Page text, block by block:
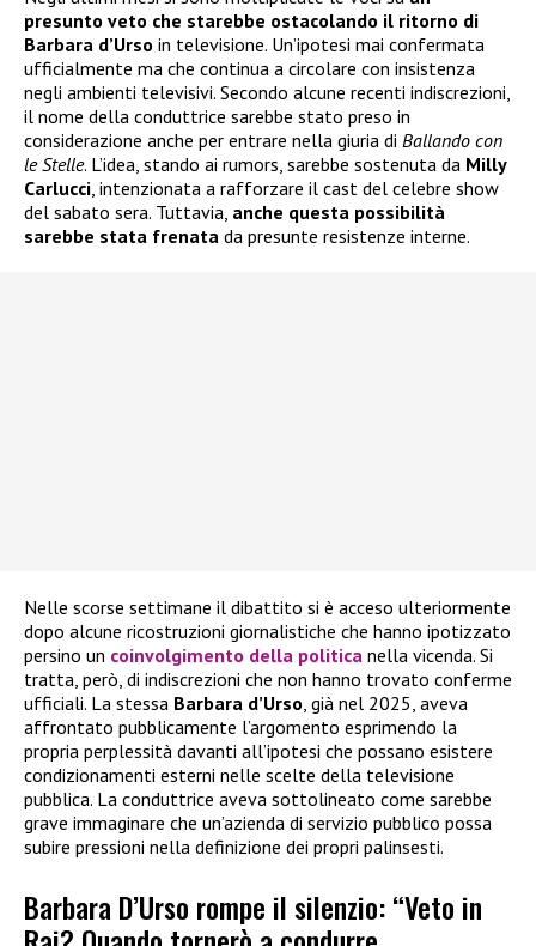
presunto veto che starebbe ostacolando il ritorno di
Barbara d’Urso in televisione. Un’ipotesi mai confermata
ufficialmente ma che continua a circolare con insistenza
negli ambienti televisivi. Secondo alcune recenti indiscrezioni,
il nome della conduttrice sarebbe stato preso in
considerazione anche per entrare nella giuria di Ballando con
le Stelle. L’idea, stando ai rumors, sarebbe sostenuta da Milly
Carlucci , intenzionata a rafforzare il cast del celebre show
del sabato sera. Tuttavia, anche questa possibilità
sarebbe stata frenata da presunte resistenze interne.
Nelle scorse settimane il dibattito si è acceso ulteriormente
dopo alcune ricostruzioni giornalistiche che hanno ipotizzato
persino un coinvolgimento della politica nella vicenda. Si
tratta, però, di indiscrezioni che non hanno trovato conferme
ufficiali. La stessa Barbara d’Urso , già nel 2025, aveva
affrontato pubblicamente l’argomento esprimendo la
propria perplessità davanti all’ipotesi che possano esistere
condizionamenti esterni nelle scelte della televisione
pubblica. La conduttrice aveva sottolineato come sarebbe
grave immaginare che un’azienda di servizio pubblico possa
subire pressioni nella definizione dei propri palinsesti.
Barbara D’Urso rompe il silenzio: “Veto in